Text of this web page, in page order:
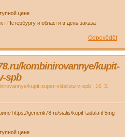
цене
Петербургу и области в день заказа
Odpovědět
kombinirovannye/kupit-
spb
kupit-super-vidalistu-v-spb
16. 3.
https://generik78.ru/sialis/kupit-tadalafil-5mg-
цене